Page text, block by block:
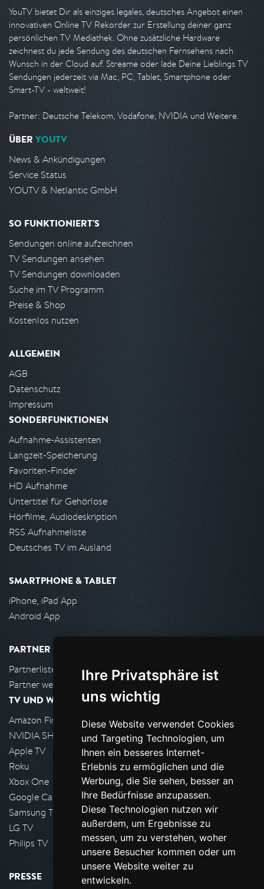
Ihre Privatsphäre ist
uns wichtig
Diese Website verwendet Cookies
und Targeting Technologien, um
Ihnen ein besseres Internet-
Erlebnis zu ermöglichen und die
Werbung, die Sie sehen, besser an
Ihre Bedürfnisse anzupassen.
Diese Technologien nutzen wir
außerdem, um Ergebnisse zu
messen, um zu verstehen, woher
unsere Besucher kommen oder um
unsere Website weiter zu
entwickeln.
YouTV bietet Dir als einziges legales, deutsches Angebot einen
innovativen Online TV Rekorder zur Erstellung deiner ganz
persönlichen TV Mediathek. Ohne zusätzliche Hardware
zeichnest du jede Sendung des deutschen Fernsehens nach
Wunsch in der Cloud auf. Streame oder lade Deine Lieblings TV
Sendungen jederzeit via Mac, PC, Tablet, Smartphone oder
Smart-TV - weltweit!
Partner: Deutsche Telekom, Vodafone, NVIDIA und Weitere.
ÜBER YOUTV
News & Ankündigungen
Service Status
YOUTV & Netlantic GmbH
SO FUNKTIONIERT'S
Sendungen online aufzeichnen
TV Sendungen ansehen
TV Sendungen downloaden
Suche im TV Programm
Preise & Shop
Kostenlos nutzen
ALLGEMEIN
AGB
Datenschutz
Impressum
SONDERFUNKTIONEN
Aufnahme-Assistenten
Langzeit-Speicherung
Favoriten-Finder
HD Aufnahme
Untertitel für Gehörlose
Hörfilme, Audiodeskription
RSS Aufnahmeliste
Deutsches TV im Ausland
SMARTPHONE & TABLET
iPhone, iPad App
Android App
PARTNER
Partnerliste
Partner werden
TV UND WOHNZIMMER
Amazon FireTV
NVIDIA SHIELD, Google TV
Apple TV
Roku
Xbox One
Google Cast
Samsung TV
LG TV
Philips TV
PRESSE